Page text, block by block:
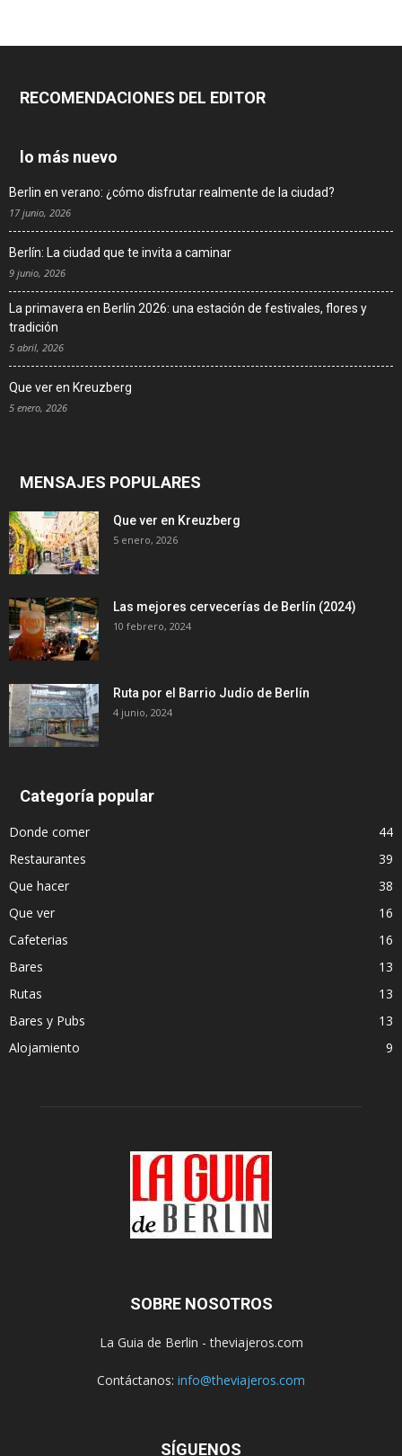
RECOMENDACIONES DEL EDITOR
lo más nuevo
Berlin en verano: ¿cómo disfrutar realmente de la ciudad?
17 junio, 2026
Berlín: La ciudad que te invita a caminar
9 junio, 2026
La primavera en Berlín 2026: una estación de festivales, flores y
tradición
5 abril, 2026
Que ver en Kreuzberg
5 enero, 2026
MENSAJES POPULARES
Que ver en Kreuzberg
5 enero, 2026
Las mejores cervecerías de Berlín (2024)
10 febrero, 2024
Ruta por el Barrio Judío de Berlín
4 junio, 2024
Categoría popular
Donde comer
44
Restaurantes
39
Que hacer
38
Que ver
16
Cafeterias
16
Bares
13
Rutas
13
Bares y Pubs
13
Alojamiento
9
SOBRE NOSOTROS
La Guia de Berlin - theviajeros.com
Contáctanos: info@theviajeros.com
SÍGUENOS